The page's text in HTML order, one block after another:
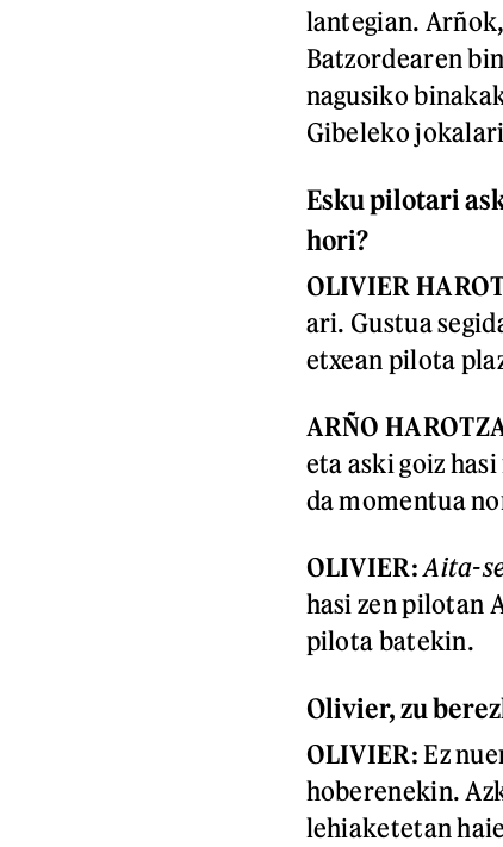
lantegian.
Batzordearen
nagusiko
Gibeleko
Esku pilotari
hori?
OLIVIER
ari. Gustua
etxean pilota
ARÑO
eta aski goiz
da momentua
OLIVIER: Aita-
hasi zen pilotan
pilota batekin.
Olivier, zu
OLIVIER:Ez
hoberenekin.
lehiaketetan